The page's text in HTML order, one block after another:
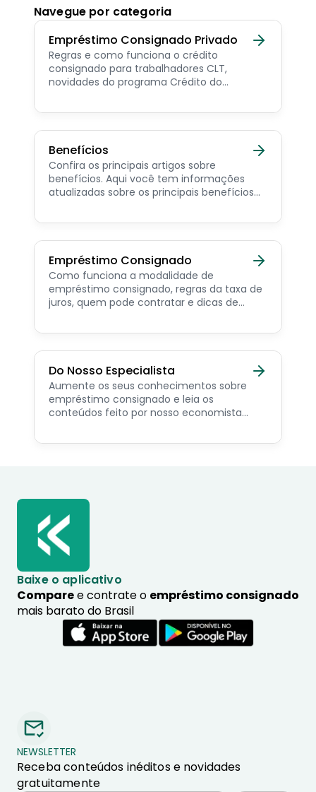
Navegue por categoria
Empréstimo Consignado Privado
Regras e como funciona o crédito
consignado para trabalhadores CLT,
novidades do programa Crédito do
consignado privado.
Benefícios
Confira os principais artigos sobre
benefícios. Aqui você tem informações
atualizadas sobre os principais benefícios
pensionista e beneficiários de programas
Empréstimo Consignado
Como funciona a modalidade de
empréstimo consignado, regras da taxa de
juros, quem pode contratar e dicas de
Do Nosso Especialista
Aumente os seus conhecimentos sobre
empréstimo consignado e leia os
conteúdos feito por nosso economista
Baixe o aplicativo
Comparee contrate o empréstimo consignado
mais barato do Brasil
NEWSLETTER
Receba conteúdos inéditos e novidades
gratuitamente